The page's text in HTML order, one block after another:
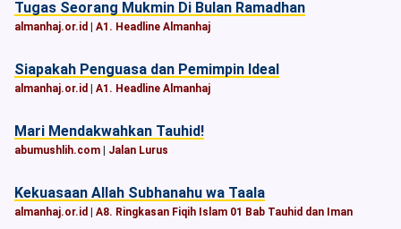
Tugas Seorang Mukmin Di Bulan Ramadhan
almanhaj.or.id A1. Headline Almanhaj
Siapakah Penguasa dan Pemimpin Ideal
almanhaj.or.id A1. Headline Almanhaj
Mari Mendakwahkan Tauhid!
abumushlih.com Jalan Lurus
Kekuasaan Allah Subhanahu wa Taala
almanhaj.or.id A8. Ringkasan Fiqih Islam 01 Bab Tauhid dan Iman